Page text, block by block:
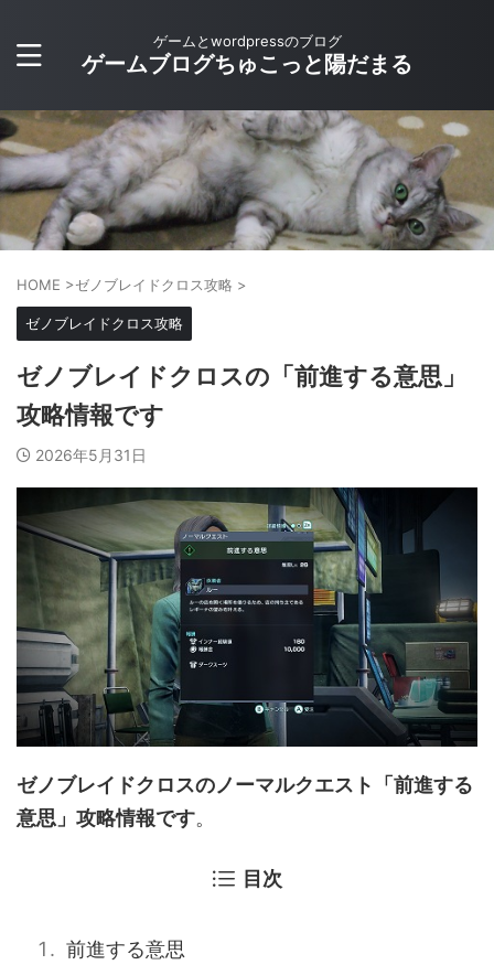
ゲームとwordpressのブログ
ゲームブログちゅこっと陽だまる
HOME >ゼノブレイドクロス攻略 >
ゼノブレイドクロス攻略
ゼノブレイドクロスの「前進する意思」
攻略情報です
2026年5月31日
ゼノブレイドクロスのノーマルクエスト「前進する
意思」攻略情報です。
目次
前進する意思